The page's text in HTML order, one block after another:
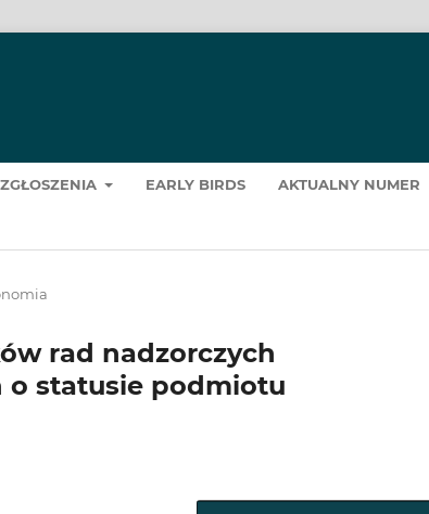
ZGŁOSZENIA EARLY BIRDS AKTUALNY NUMER
rad nadzorczych
statusie podmiotu